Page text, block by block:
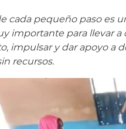
cada pequeño paso es
importante para llevar
impulsar y dar apoyo
recursos.